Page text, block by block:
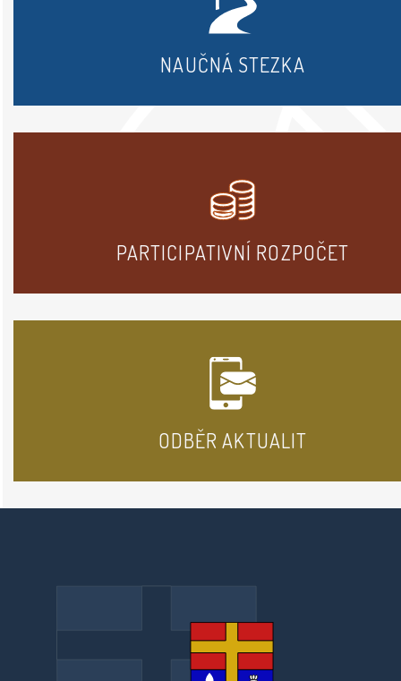
NAUČNÁ STEZKA
PARTICIPATIVNÍ ROZPOČET
ODBĚR AKTUALIT